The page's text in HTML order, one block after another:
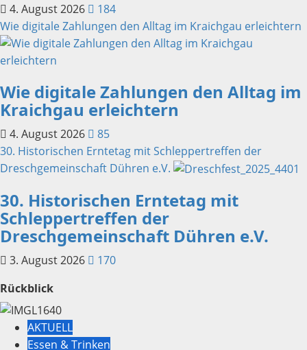
4. August 2026
184
Wie digitale Zahlungen den Alltag im Kraichgau erleichtern
Wie digitale Zahlungen den Alltag im
Kraichgau erleichtern
4. August 2026
85
30. Historischen Erntetag mit Schleppertreffen der
Dreschgemeinschaft Dühren e.V.
30. Historischen Erntetag mit
Schleppertreffen der
Dreschgemeinschaft Dühren e.V.
3. August 2026
170
Rückblick
AKTUELL
Essen & Trinken